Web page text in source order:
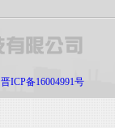
晋ICP备16004991号